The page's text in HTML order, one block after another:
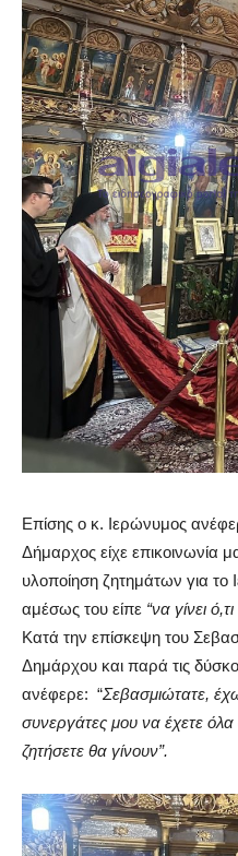
Επίσης ο κ. Ιερώνυμος
Δήμαρχος είχε επικοινωνία
υλοποίηση ζητημάτων για
αμέσως του είπε “να γίνει
Κατά την επίσκεψη του
Δημάρχου και παρά τις
ανέφερε: “Σεβασμιώτατε,
συνεργάτες μου να έχετε
ζητήσετε θα γίνουν”.